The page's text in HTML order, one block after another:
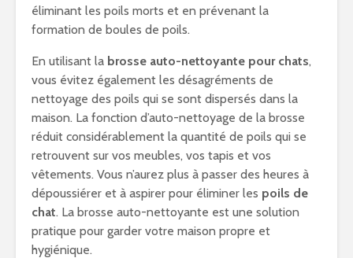
éliminant les poils morts et en prévenant la
formation de boules de poils.
En utilisant la brosse auto-nettoyante pour chats,
vous évitez également les désagréments de
nettoyage des poils qui se sont dispersés dans la
maison. La fonction d’auto-nettoyage de la brosse
réduit considérablement la quantité de poils qui se
retrouvent sur vos meubles, vos tapis et vos
vêtements. Vous n’aurez plus à passer des heures à
dépoussiérer et à aspirer pour éliminer les poils de
chat. La brosse auto-nettoyante est une solution
pratique pour garder votre maison propre et
hygiénique.